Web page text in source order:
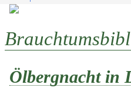
Ölbergnacht in